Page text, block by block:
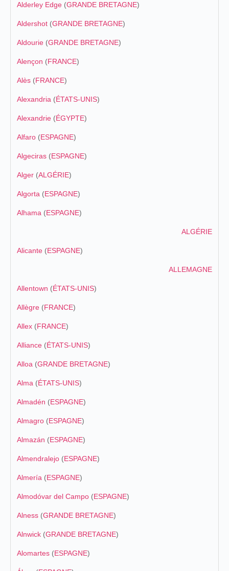
Alderley Edge (GRANDE BRETAGNE)
Aldershot (GRANDE BRETAGNE)
Aldourie (GRANDE BRETAGNE)
Alençon (FRANCE)
Alès (FRANCE)
Alexandria (ÉTATS-UNIS)
Alexandrie (ÉGYPTE)
Alfaro (ESPAGNE)
Algeciras (ESPAGNE)
Alger (ALGÉRIE)
Algorta (ESPAGNE)
Alhama (ESPAGNE)
ALGÉRIE
Alicante (ESPAGNE)
ALLEMAGNE
Allentown (ÉTATS-UNIS)
Allègre (FRANCE)
Allex (FRANCE)
Alliance (ÉTATS-UNIS)
Alloa (GRANDE BRETAGNE)
Alma (ÉTATS-UNIS)
Almadén (ESPAGNE)
Almagro (ESPAGNE)
Almazán (ESPAGNE)
Almendralejo (ESPAGNE)
Almería (ESPAGNE)
Almodóvar del Campo (ESPAGNE)
Alness (GRANDE BRETAGNE)
Alnwick (GRANDE BRETAGNE)
Alomartes (ESPAGNE)